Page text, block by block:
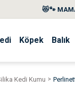
😻🐾
Köpek Balık
Kedi Kumu